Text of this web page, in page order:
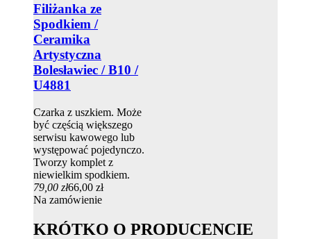
Filiżanka ze
Spodkiem /
Ceramika
Artystyczna
Bolesławiec / B10 /
U4881
Czarka z uszkiem. Może
być częścią większego
serwisu kawowego lub
występować pojedynczo.
Tworzy komplet z
niewielkim spodkiem.
79,00 zł66,00 zł
Na zamówienie
KRÓTKO O PRODUCENCIE